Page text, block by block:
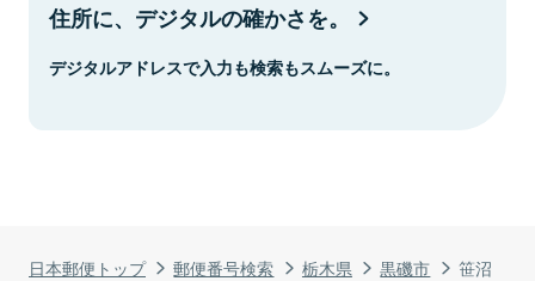
日本郵便トップ 郵便番号検索 栃木県 黒磯市 笹沼
住所に、デジタルの確かさを。
デジタルアドレスで入力も検索もスムーズに。